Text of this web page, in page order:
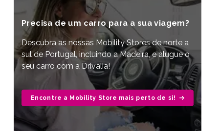
Precisa de um carro para a sua viagem?
Descubra as nossas Mobility Stores de norte a
sul de Portugal, incluindo a Madeira, e alugue o
seu carro com a Drivalia!
Encontre a Mobility Store mais perto de si!